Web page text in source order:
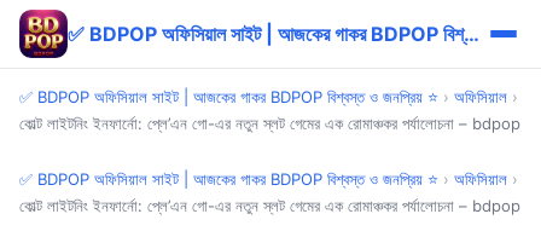
✅ BDPOP অফিসিয়াল সাইট | আজকের গাকর BDPOP বিশ্বস্ত ও জনপ্রিয় ⭐
✅ BDPOP অফিসিয়াল সাইট | আজকের গাকর BDPOP বিশ্বস্ত ও জনপ্রিয় ⭐ › অফিসিয়াল ›
কোল্ট লাইটনিং ইনফার্নো: প্লে’এন গো-এর নতুন স্লট গেমের এক রোমাঞ্চকর পর্যালোচনা – bdpop
✅ BDPOP অফিসিয়াল সাইট | আজকের গাকর BDPOP বিশ্বস্ত ও জনপ্রিয় ⭐ › অফিসিয়াল ›
কোল্ট লাইটনিং ইনফার্নো: প্লে’এন গো-এর নতুন স্লট গেমের এক রোমাঞ্চকর পর্যালোচনা – bdpop